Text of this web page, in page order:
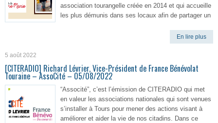
association tourangelle créée en 2014 et qui accueille
les plus démunis dans ses locaux afin de partager un
En lire plus
5 août 2022
[CITERADIO] Richard Lévrier, Vice-Président de France Bénévolat
Touraine – AssoCité – 05/08/2022
“Associté”, c’est l’émission de CITERADIO qui met
en valeur les associations nationales qui sont venues
s’installer à Tours pour mener des actions visant à
améliorer et aider la vie de nos citadins. Dans ce